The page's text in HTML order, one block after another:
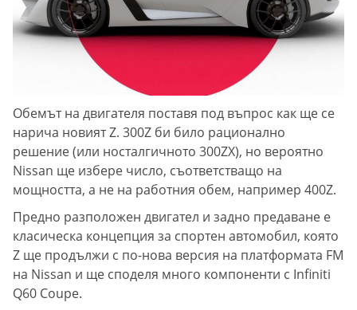
Обемът на двигателя поставя под въпрос как ще се
нарича новият Z. 300Z би било рационално
решение (или носталгичното 300ZX), но вероятно
Nissan ще избере число, съответстващо на
мощността, а не на работния обем, например 400Z.
Предно разположен двигател и задно предаване е
класическа концепция за спортен автомобил, която
Z ще продължи с по-нова версия на платформата FM
на Nissan и ще споделя много компоненти с Infiniti
Q60 Coupe.